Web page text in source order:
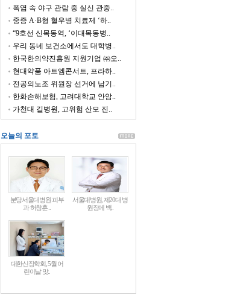
폭염 속 야구 관람 중 실신 관중..
중증 A·B형 혈우병 치료제 ‘하..
“9호선 신목동역, ‘이대목동병..
우리 동네 보건소에서도 대학병..
한국한의약진흥원 지원기업 ㈜오..
현대약품 아트엠콘서트, 프라하..
전공의노조 위원장 선거에 남기..
한화손해보험, 고려대학교 안암..
가천대 길병원, 고위험 산모 진..
오늘의 포토
분당서울대병원 피부
과 허창훈 ..
서울대병원, 제20대 병
원장에 백..
대한신장학회, 5월 어
린이날 맞..